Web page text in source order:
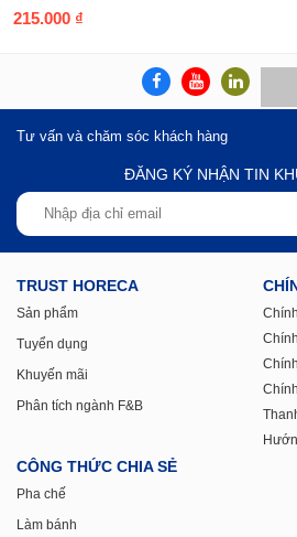
215.000 ₫
Tư vấn và chăm sóc khách hàng
ĐĂNG KÝ NHẬN TIN
TRUST HORECA
Sản phẩm
Tuyển dụng
Khuyến mãi
Phân tích ngành F&B
CÔNG THỨC CHIA SẺ
Pha chế
Làm bánh